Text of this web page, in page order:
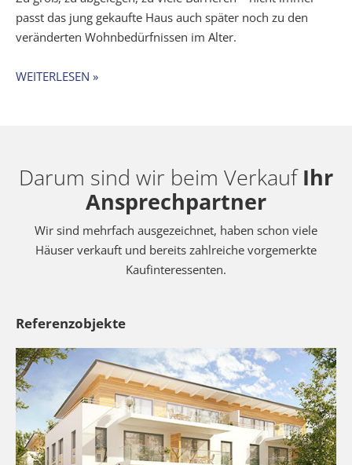
passt das jung gekaufte Haus auch später noch zu den
veränderten Wohnbedürfnissen im Alter.
WEITERLESEN »
Darum sind wir beim VerkaufIhr
Ansprechpartner
Wir sind mehrfach ausgezeichnet, haben schon viele
Häuser verkauft und bereits zahlreiche vorgemerkte
Kaufinteressenten.
Referenzobjekte